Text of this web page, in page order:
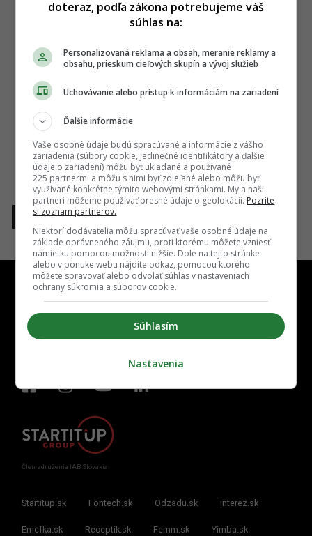
Kontakt
Člen združenia IAB Slovakia
Startitup.sk Fontech.sk Odzadu.sk interez.sk
Emefka.sk Receptik.sk Femm.sk Yimba.sk
doteraz, podľa zákona potrebujeme váš
súhlas na:
Personalizovaná reklama a obsah, meranie reklamy a
obsahu, prieskum cieľových skupín a vývoj služieb
Uchovávanie alebo prístup k informáciám na zariadení
Ďalšie informácie
Vaše osobné údaje budú spracúvané a informácie z vášho
zariadenia (súbory cookie, jedinečné identifikátory a ďalšie
údaje o zariadení) môžu byť ukladané a používané
225 partnermi a môžu s nimi byť zdieľané alebo môžu byť
využívané konkrétne týmito webovými stránkami. My a naši
partneri môžeme používať presné údaje o geolokácii. Pozrite
si zoznam partnerov.
Niektorí dodávatelia môžu spracúvať vaše osobné údaje na
základe oprávneného záujmu, proti ktorému môžete vzniesť
námietku pomocou možností nižšie. Dole na tejto stránke
alebo v ponuke webu nájdite odkaz, pomocou ktorého
môžete spravovať alebo odvolať súhlas v nastaveniach
ochrany súkromia a súborov cookie.
Súhlasím
Nastavenia